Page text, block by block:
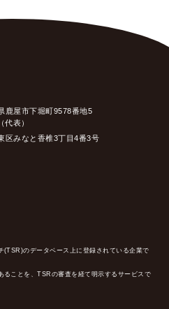
鹿屋市下堀町9578番地5
表）
区みなと香椎3丁目4番3号
(TSR)のデータベース上に登録されている企業で
ることを、TSRの審査を経て明示するサービスで